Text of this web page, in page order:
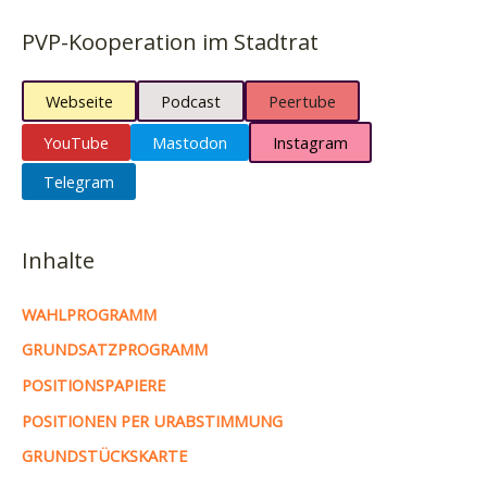
PVP-Kooperation im Stadtrat
Webseite Podcast
Peertube
YouTube
Mastodon
Instagram
Telegram
Inhalte
WAHLPROGRAMM
GRUNDSATZPROGRAMM
POSITIONSPAPIERE
POSITIONEN PER URABSTIMMUNG
GRUNDSTÜCKSKARTE